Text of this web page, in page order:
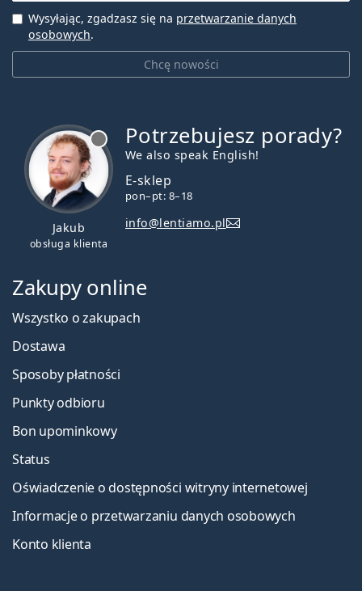
Chcę nowości
Wysyłając, zgadzasz się na przetwarzanie danych
osobowych.
Jakub
obsługa klienta
Potrzebujesz porady?
We also speak English!
E-sklep
pon–pt: 8–18
info@lentiamo.pl
Zakupy online
Wszystko o zakupach
Dostawa
Sposoby płatności
Punkty odbioru
Bon upominkowy
Status
Oświadczenie o dostępności witryny internetowej
Informacje o przetwarzaniu danych osobowych
Konto klienta